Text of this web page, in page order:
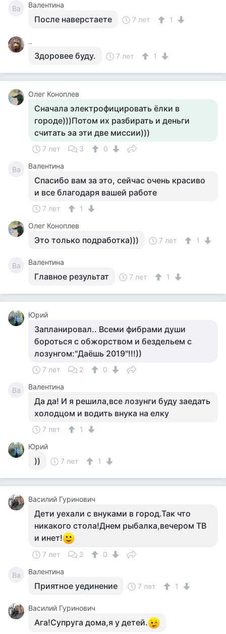
Ва Валентина
После наверстаете 7 лет 1
..
Здоровее буду. 7 лет 1
Олег Коноплев
Сначала электрофицировать ёлки в
городе)))Потом их разбирать и деньги
считать эа эти две миссии)))
7 лет 3 0
Ва Валентина
Спасибо вам за это, сейчас очень красиво
и все благодаря вашей работе
7 лет
1
Олег Коноплев
Это только подработка))) 7 лет 1
Ва Валентина
Главное результат 7 лет 1
Юрий
Запланировал.. Всеми фибрами души
бороться с обжорством и бездельем с
лозунгом:"Даёшь 2019"!!!))
7 лет 2 0
Ва Валентина
Да да! И я решила,все лозунги буду заедать
холодцом и водить внука на елку
7 лет
1
Юрий
)) 7 лет 1
Василий Гуринович
Дети уехали с внуками в город.Так что
никакого стола!Днем рыбалка,вечером ТВ
и инет!
7 лет 2 0
Ва Валентина
Приятное уединение 7 лет 1
Василий Гуринович
Ага!Супруга дома,я у детей.